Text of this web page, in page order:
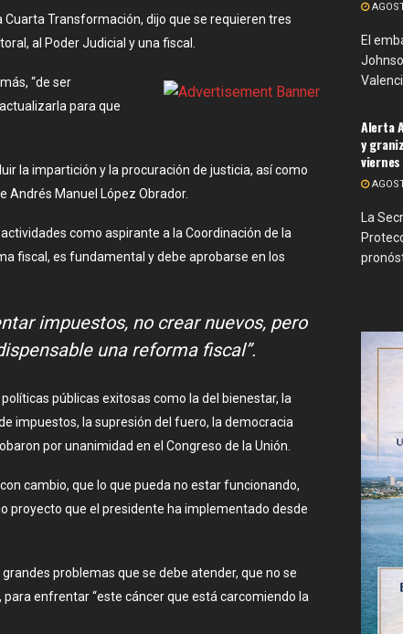
Cuarta Transformación, dijo que se requieren tres
al Poder Judicial y una fiscal.
“de ser
para que
la impartición y la procuración de justicia, así como
Andrés Manuel López Obrador.
como aspirante a la Coordinación de la
fiscal, es fundamental y debe aprobarse en los
impuestos, no crear nuevos, pero
una reforma fiscal”.
públicas exitosas como la del bienestar, la
impuestos, la supresión del fuero, la democracia
por unanimidad en el Congreso de la Unión.
cambio, que lo que pueda no estar funcionando,
proyecto que el presidente ha implementado desde
problemas que se debe atender, que no se
enfrentar “este cáncer que está carcomiendo la
El
Alerta
y
La